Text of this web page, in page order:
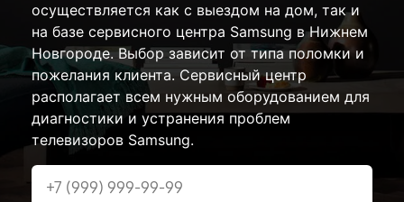
осуществляется как с выездом на дом, так и
на базе сервисного центра Samsung в Нижнем
Новгороде. Выбор зависит от типа поломки и
пожелания клиента. Сервисный центр
располагает всем нужным оборудованием для
диагностики и устранения проблем
телевизоров Samsung.